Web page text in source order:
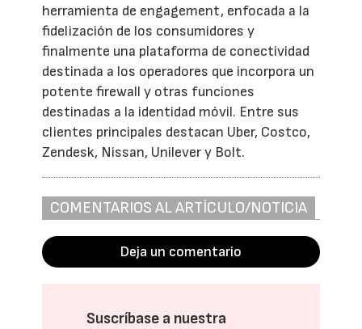
herramienta de engagement, enfocada a la
fidelización de los consumidores y
finalmente una plataforma de conectividad
destinada a los operadores que incorpora un
potente firewall y otras funciones
destinadas a la identidad móvil. Entre sus
clientes principales destacan Uber, Costco,
Zendesk, Nissan, Unilever y Bolt.
COMENTARIOS AL ARTÍCULO/NOTICIA
Deja un comentario
Suscríbase a nuestra